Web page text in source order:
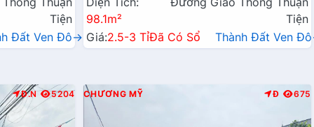
Tiện
Đất Ven Đô→
98.1m²
Tiện
Giá:2.5-3 TỉĐã Có Sổ Thành Đất Ven
Đ.N 5204 CHƯƠNG MỸ Đ 675